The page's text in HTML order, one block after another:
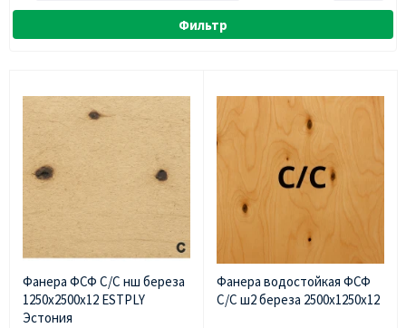
Фильтр
Фанера ФСФ С/С нш береза ​​
1250х2500х12 ESTPLY
Эстония
Фанера водостойкая ФСФ
С/С ш2 береза 2500х1250х12